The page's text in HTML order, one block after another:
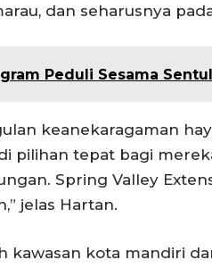
dan seharusnya
Peduli Sesama
keanekaragaman
pilihan tepat bagi
Spring Valley
jelas Hartan.
kawasan kota mandiri